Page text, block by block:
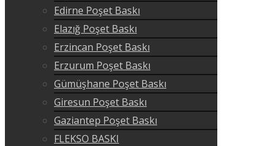
Edirne Poşet Baskı
Elazığ Poşet Baskı
Erzincan Poşet Baskı
Erzurum Poşet Baskı
Gümüşhane Poşet Baskı
Giresun Poşet Baskı
Gaziantep Poşet Baskı
FLEKSO BASKI